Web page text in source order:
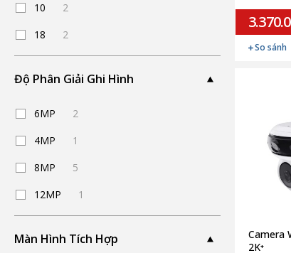
10
2
18
2
Độ Phân Giải Ghi Hình
6MP
2
4MP
1
8MP
5
12MP
1
Màn Hình Tích Hợp
So sánh
Camera
2K⁺